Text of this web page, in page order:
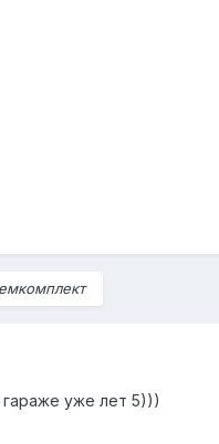
уже лет 5)))